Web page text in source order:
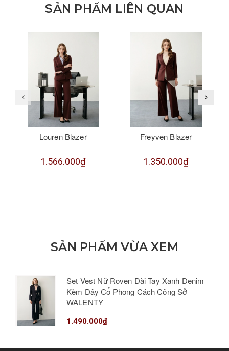
SẢN PHẨM LIÊN QUAN
Louren Blazer
1.566.000₫
Freyven Blazer
1.350.000₫
SẢN PHẨM VỪA XEM
Set Vest Nữ Roven Dài Tay Xanh Denim
Kèm Dây Cổ Phong Cách Công Sở
WALENTY
1.490.000₫